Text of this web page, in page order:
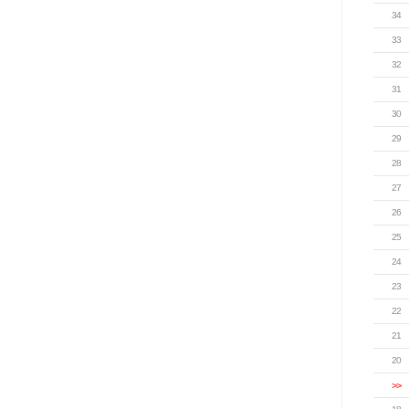
34
33
32
31
30
29
28
27
26
25
24
23
22
21
20
>>